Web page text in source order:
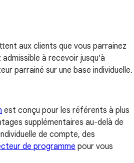
aux clients que vous parrainez
à recevoir jusqu'à
parrainé sur une base individuelle.
est conçu pour les référents à plus
supplémentaires au-delà de
de compte, des
de programme pour vous